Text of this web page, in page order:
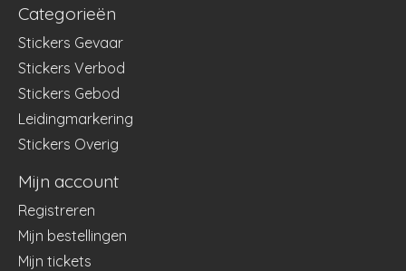
Categorieën
Stickers Gevaar
Stickers Verbod
Stickers Gebod
Leidingmarkering
Stickers Overig
Mijn account
Registreren
Mijn bestellingen
Mijn tickets